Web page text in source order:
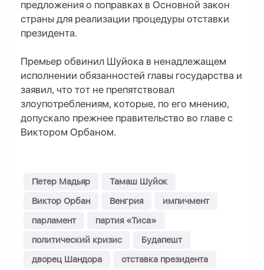
предложения о поправках в Основной закон
страны для реализации процедуры отставки
президента.
Премьер обвинил Шуйока в ненадлежащем
исполнении обязанностей главы государства и
заявил, что тот не препятствовал
злоупотреблениям, которые, по его мнению,
допускало прежнее правительство во главе с
Виктором Орбаном.
Петер Мадьяр
Тамаш Шуйок
Виктор Орбан
Венгрия
импичмент
парламент
партия «Тиса»
политический кризис
Будапешт
дворец Шандора
отставка президента